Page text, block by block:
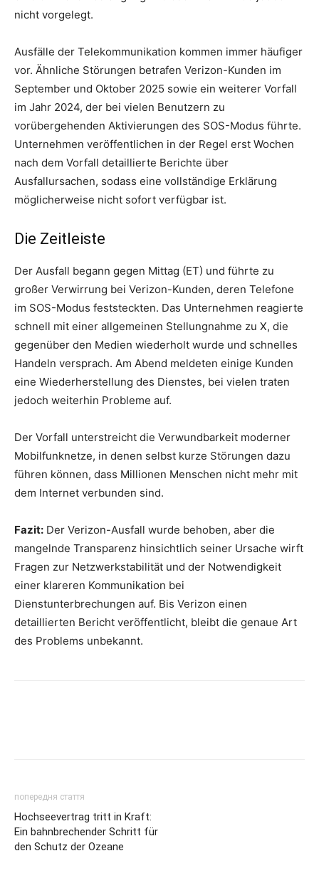
nicht vorgelegt.
Ausfälle der Telekommunikation kommen immer häufiger
vor. Ähnliche Störungen betrafen Verizon-Kunden im
September und Oktober 2025 sowie ein weiterer Vorfall
im Jahr 2024, der bei vielen Benutzern zu
vorübergehenden Aktivierungen des SOS-Modus führte.
Unternehmen veröffentlichen in der Regel erst Wochen
nach dem Vorfall detaillierte Berichte über
Ausfallursachen, sodass eine vollständige Erklärung
möglicherweise nicht sofort verfügbar ist.
Die Zeitleiste
Der Ausfall begann gegen Mittag (ET) und führte zu
großer Verwirrung bei Verizon-Kunden, deren Telefone
im SOS-Modus feststeckten. Das Unternehmen reagierte
schnell mit einer allgemeinen Stellungnahme zu X, die
gegenüber den Medien wiederholt wurde und schnelles
Handeln versprach. Am Abend meldeten einige Kunden
eine Wiederherstellung des Dienstes, bei vielen traten
jedoch weiterhin Probleme auf.
Der Vorfall unterstreicht die Verwundbarkeit moderner
Mobilfunknetze, in denen selbst kurze Störungen dazu
führen können, dass Millionen Menschen nicht mehr mit
dem Internet verbunden sind.
Fazit: Der Verizon-Ausfall wurde behoben, aber die
mangelnde Transparenz hinsichtlich seiner Ursache wirft
Fragen zur Netzwerkstabilität und der Notwendigkeit
einer klareren Kommunikation bei
Dienstunterbrechungen auf. Bis Verizon einen
detaillierten Bericht veröffentlicht, bleibt die genaue Art
des Problems unbekannt.
попередня стаття
Hochseevertrag tritt in Kraft:
Ein bahnbrechender Schritt für
den Schutz der Ozeane